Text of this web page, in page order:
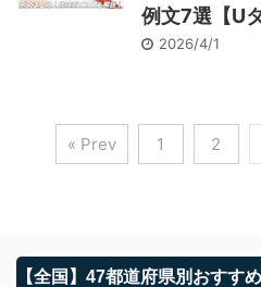
例文7選【U
2026/4/1
« Prev 1 2
【全国】47都道府県別おすす